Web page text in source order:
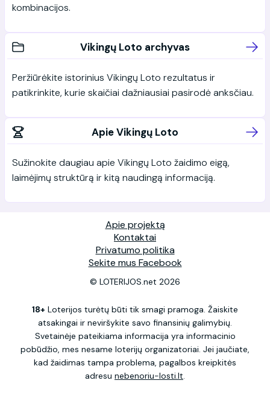
kombinacijos.
Vikingų Loto archyvas
Peržiūrėkite istorinius Vikingų Loto rezultatus ir
patikrinkite, kurie skaičiai dažniausiai pasirodė anksčiau.
Apie Vikingų Loto
Sužinokite daugiau apie Vikingų Loto žaidimo eigą,
laimėjimų struktūrą ir kitą naudingą informaciją.
Apie projektą
Kontaktai
Privatumo politika
Sekite mus Facebook
© LOTERIJOS.net 2026
18+ Loterijos turėtų būti tik smagi pramoga. Žaiskite
atsakingai ir neviršykite savo finansinių galimybių.
Svetainėje pateikiama informacija yra informacinio
pobūdžio, mes nesame loterijų organizatoriai. Jei jaučiate,
kad žaidimas tampa problema, pagalbos kreipkitės
adresu nebenoriu-losti.lt